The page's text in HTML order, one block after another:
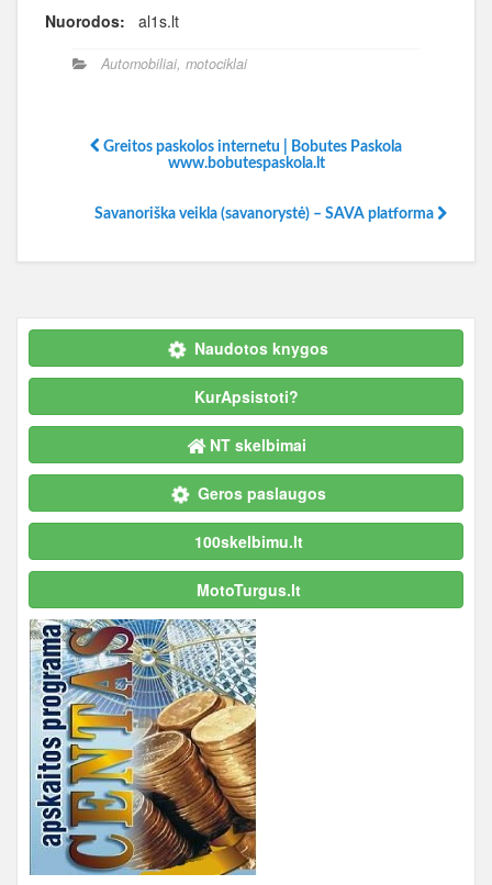
Nuorodos: al1s.lt
Automobiliai, motociklai
Greitos paskolos internetu | Bobutes Paskola
www.bobutespaskola.lt
Savanoriška veikla (savanorystė) – SAVA platforma
Naudotos knygos
KurApsistoti?
NT skelbimai
Geros paslaugos
100skelbimu.lt
MotoTurgus.lt